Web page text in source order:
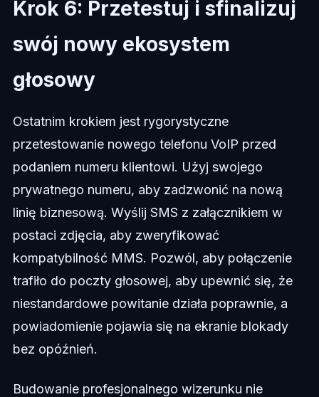
Krok 6: Przetestuj i sfinalizuj
swój nowy ekosystem
głosowy
Ostatnim krokiem jest rygorystyczne
przetestowanie nowego telefonu VoIP przed
podaniem numeru klientowi. Użyj swojego
prywatnego numeru, aby zadzwonić na nową
linię biznesową. Wyślij SMS z załącznikiem w
postaci zdjęcia, aby zweryfikować
kompatybilność MMS. Pozwól, aby połączenie
trafiło do poczty głosowej, aby upewnić się, że
niestandardowe powitanie działa poprawnie, a
powiadomienie pojawia się na ekranie blokady
bez opóźnień.
Budowanie profesjonalnego wizerunku nie